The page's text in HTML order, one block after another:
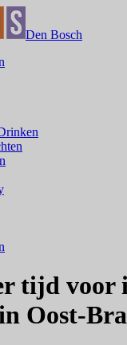
Den Bosch
tijd voor
Oost-